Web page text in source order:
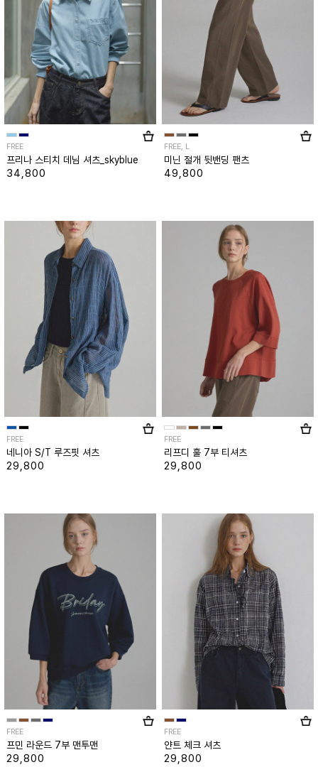
FREE
프리나 스티치 데님 셔츠_skyblue
34,800
FREE, L
미닌 절개 뒷밴딩 팬츠
49,800
FREE
네니아 S/T 루즈핏 셔츠
29,800
FREE
리프디 훌 7부 티셔츠
29,800
FREE
프민 라운드 7부 맨투맨
29,800
FREE
얀트 체크 셔츠
29,800